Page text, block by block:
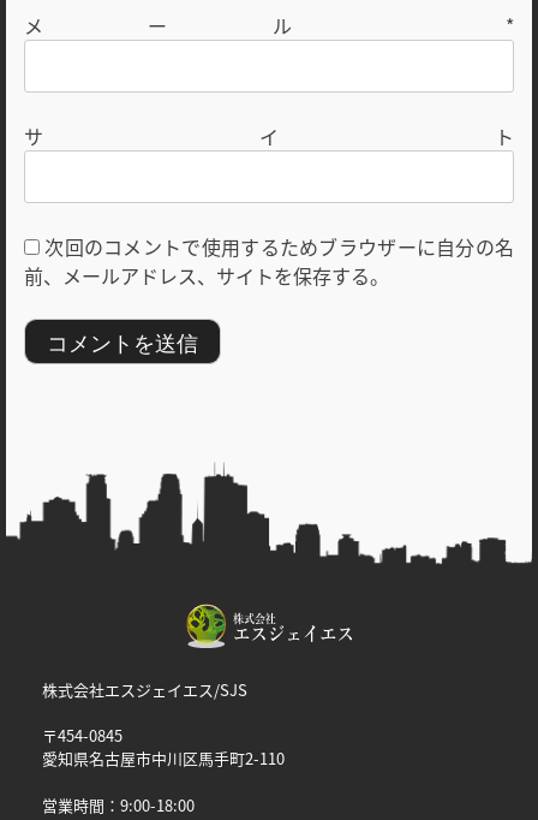
メール *
サイト
次回のコメントで使用するためブラウザーに自分の名
前、メールアドレス、サイトを保存する。
株式会社エスジェイエス/SJS
〒454-0845
愛知県名古屋市中川区馬手町2-110
営業時間：9:00-18:00